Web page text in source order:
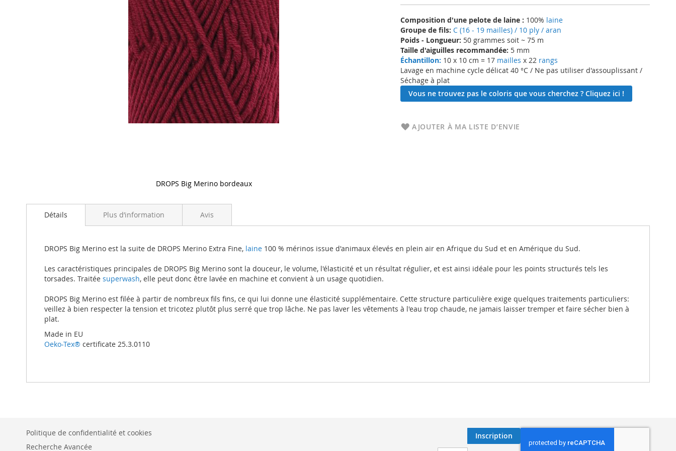
Composition d'une pelote de laine : 100% laine
Groupe de fils: C (16 - 19 mailles) / 10 ply / aran
Poids - Longueur: 50 grammes soit ~ 75 m
Taille d'aiguilles recommandée: 5 mm
Échantillon: 10 x 10 cm = 17 mailles x 22 rangs
Lavage en machine cycle délicat 40 °C / Ne pas utiliser d'assouplissant /
Séchage à plat
Vous ne trouvez pas le coloris que vous cherchez ? Cliquez ici !
AJOUTER À MA LISTE D’ENVIE
DROPS Big Merino bordeaux
to
gallery
Détails
DROPS Big Merino est la suite de DROPS Merino Extra Fine, laine 100 % mérinos issue d'animaux élevés en plein air en Afrique du Sud et en Amérique du Sud.
Les caractéristiques principales de DROPS Big Merino sont la douceur, le volume, l'élasticité et un résultat régulier, et est ainsi idéale pour les points structurés tels les
torsades. Traitée superwash, elle peut donc être lavée en machine et convient à un usage quotidien.
DROPS Big Merino est filée à partir de nombreux fils fins, ce qui lui donne une élasticité supplémentaire. Cette structure particulière exige quelques traitements particuliers:
veillez à bien respecter la tension et tricotez plutôt plus serré que trop lâche. Ne pas laver les vêtements à l'eau trop chaude, ne jamais laisser tremper et faire sécher bien à
plat.
Made in EU
Oeko-Tex® certificate 25.3.0110
Plus d’information Avis
Inscription
Politique de confidentialité et cookies
Recherche Avancée